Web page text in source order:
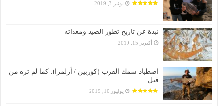
نونبر 3, 2019
نبذة عن تاريخ تطور الصيد ومعداته
أكتوبر 15, 2019
اصطياد سمك القرب (كوربين / أزلمزا). كما لم تره من
قبل
يوليوز 10, 2019